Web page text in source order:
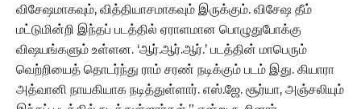
விசேஷமாகவும், வித்தியாசமாகவும் இருக்கும். விசேஷ தீம்
மட்டுமின்றி இந்தப் படத்தில் ஏராளமான பொழுதுபோக்கு
விஷயங்களும் உள்ளன. ‘ஆர்.ஆர்.ஆர்.’ படத்தின் மாபெரும்
வெற்றியைத் தொடர்ந்து ராம் சரண் நடிக்கும் படம் இது. கியாரா
அத்வானி நாயகியாக நடித்துள்ளார். எஸ்.ஜே. சூர்யா, அஞ்சலியும்